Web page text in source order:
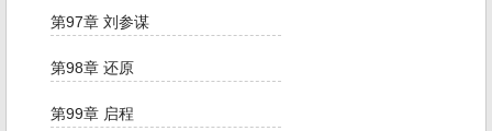
第97章 刘参谋
第98章 还原
第99章 启程